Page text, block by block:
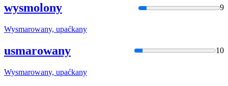
wysmolony 9
Wysmarowany, upaćkany
usmarowany 10
Wysmarowany, upaćkany